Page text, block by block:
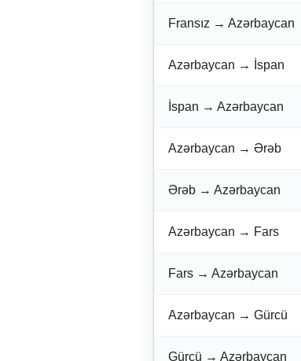
Fransız → Azərbaycan
Azərbaycan → İspan
İspan → Azərbaycan
Azərbaycan → Ərəb
Ərəb → Azərbaycan
Azərbaycan → Fars
Fars → Azərbaycan
Azərbaycan → Gürcü
Gürcü → Azərbaycan